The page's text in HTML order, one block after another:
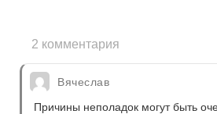
2 комментария
Вячеслав
Причины неполадок могут быть